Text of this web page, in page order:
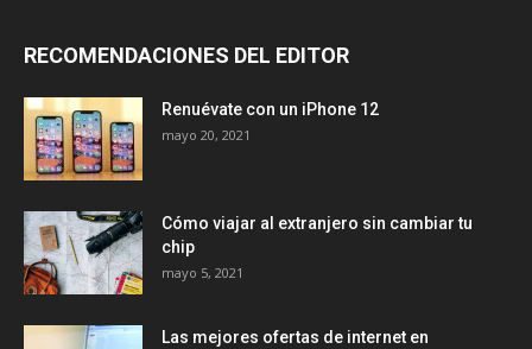
RECOMENDACIONES DEL EDITOR
Renuévate con un iPhone 12
mayo 20, 2021
Cómo viajar al extranjero sin cambiar tu
chip
mayo 5, 2021
Las mejores ofertas de internet en